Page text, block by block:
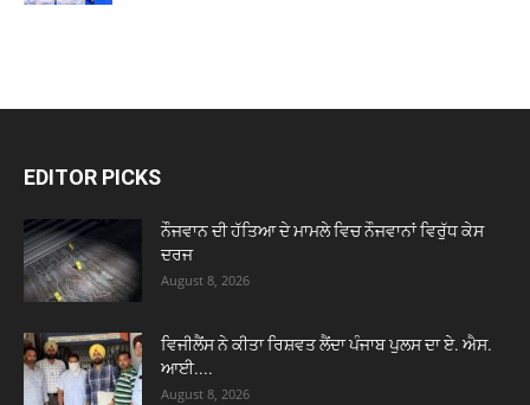
EDITOR PICKS
ਨੌਜਵਾਨ ਦੀ ਹੱਤਿਆ ਦੇ ਮਾਮਲੇ ਵਿਚ ਨੌਜਵਾਨਾਂ ਵਿਰੁੱਧ ਕੇਸ
ਦਰਜ
August 8, 2026
ਵਿਜੀਲੈਂਸ ਨੇ ਕੀਤਾ ਰਿਸ਼ਵਤ ਲੈਂਦਾ ਪੰਜਾਬ ਪੁਲਸ ਦਾ ਏ. ਐਸ.
ਆਈ....
August 8, 2026